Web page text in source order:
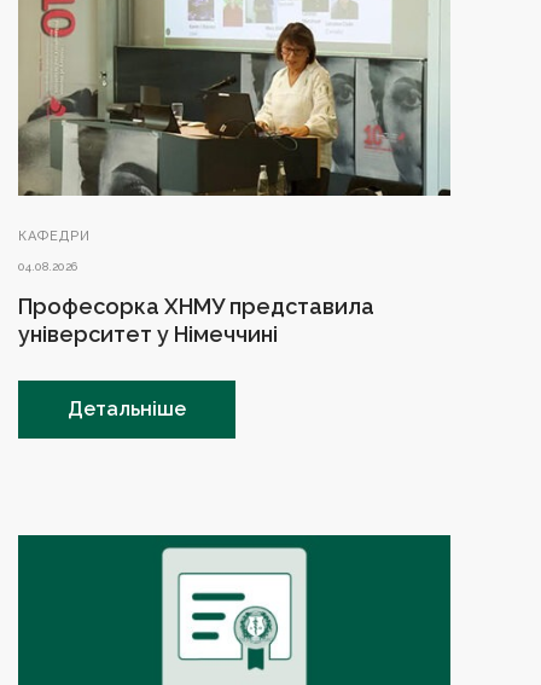
КАФЕДРИ
04.08.2026
Професорка ХНМУ представила
університет у Німеччині
Детальніше